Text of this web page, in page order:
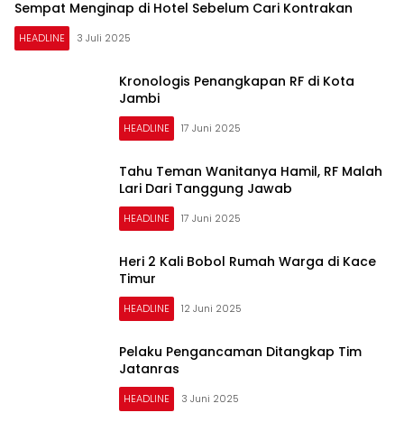
Sempat Menginap di Hotel Sebelum Cari Kontrakan
HEADLINE 3 Juli 2025
Kronologis Penangkapan RF di Kota
Jambi
HEADLINE 17 Juni 2025
Tahu Teman Wanitanya Hamil, RF Malah
Lari Dari Tanggung Jawab
HEADLINE 17 Juni 2025
Heri 2 Kali Bobol Rumah Warga di Kace
Timur
HEADLINE 12 Juni 2025
Pelaku Pengancaman Ditangkap Tim
Jatanras
HEADLINE 3 Juni 2025